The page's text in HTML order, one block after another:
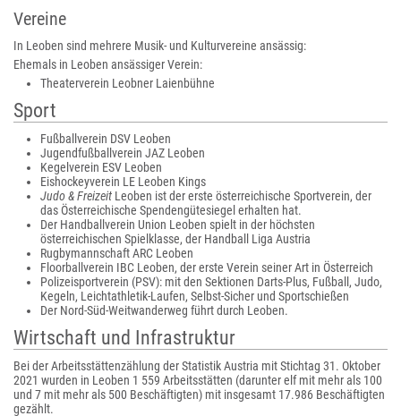
Vereine
In Leoben sind mehrere Musik- und Kulturvereine ansässig:
Ehemals in Leoben ansässiger Verein:
Theaterverein Leobner Laienbühne
Sport
Fußballverein DSV Leoben
Jugendfußballverein JAZ Leoben
Kegelverein ESV Leoben
Eishockeyverein LE Leoben Kings
Judo & Freizeit Leoben ist der erste österreichische Sportverein, der
das Österreichische Spendengütesiegel erhalten hat.
Der Handballverein Union Leoben spielt in der höchsten
österreichischen Spielklasse, der Handball Liga Austria
Rugbymannschaft ARC Leoben
Floorballverein IBC Leoben, der erste Verein seiner Art in Österreich
Polizeisportverein (PSV): mit den Sektionen Darts-Plus, Fußball, Judo,
Kegeln, Leichtathletik-Laufen, Selbst-Sicher und Sportschießen
Der Nord-Süd-Weitwanderweg führt durch Leoben.
Wirtschaft und Infrastruktur
Bei der Arbeitsstättenzählung der Statistik Austria mit Stichtag 31. Oktober
2021 wurden in Leoben 1 559 Arbeitsstätten (darunter elf mit mehr als 100
und 7 mit mehr als 500 Beschäftigten) mit insgesamt 17.986 Beschäftigten
gezählt.